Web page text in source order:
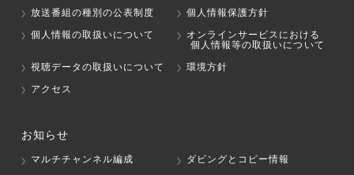
放送番組の種別の公表制度
個人情報保護方針
個人情報の取扱いについて
オンラインサービスにおける
個人情報等の取扱いについて
視聴データの取扱いについて
環境方針
アクセス
お知らせ
マルチチャンネル編成 ダビングとコピー情報